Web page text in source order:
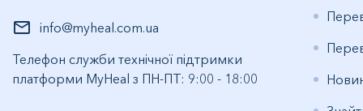
info@myheal.com.ua
Телефон служби технічної підтримки
платформи MyHeal з ПН-ПТ: 9:00 - 18:00